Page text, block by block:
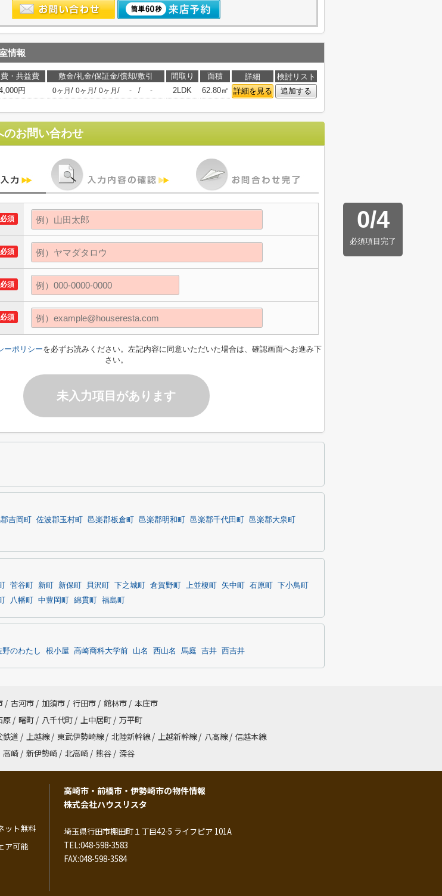
情報
・共益費 敷金/礼金/保証金/償却/敷引 間取り 面積 詳細
検討リスト
円 0ヶ月 / 0ヶ月 / 0ヶ月 / - / - 2LDK 62.80㎡ 詳細を見る 追加する
のお問い合わせ
0/4
必須項目完了
必須
必須
必須
必須
ーポリシーを必ずお読みください。左記内容に同意いただいた場合は、確認画面へお進み下
さい。
未入力項目があります
吉岡町 佐波郡玉村町 邑楽郡板倉町 邑楽郡明和町 邑楽郡千代田町
邑楽郡大泉町
菅谷町 新町 新保町 貝沢町 下之城町 倉賀野町 上並榎町 矢中町 石原町
下小鳥町
八幡町 中豊岡町 綿貫町 福島町
野のわたし 根小屋 高崎商科大学前 山名 西山名 馬庭 吉井 西吉井
/ 古河市 / 加須市 / 行田市 / 館林市 / 本庄市
原 / 曙町 / 八千代町 / 上中居町 / 万平町
鉄道 / 上越線 / 東武伊勢崎線 / 北陸新幹線 / 上越新幹線 / 八高線 / 信越本線
高崎 / 新伊勢崎 / 北高崎 / 熊谷 / 深谷
ット無料
ア可能
高崎市・前橋市・伊勢崎市の物件情報
株式会社ハウスリスタ
埼玉県行田市棚田町１丁目42-5 ライフピア 101A
TEL:048-598-3583
FAX:048-598-3584